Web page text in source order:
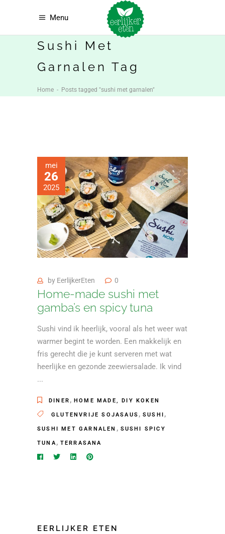
Menu
Sushi Met
Garnalen Tag
Home - Posts tagged "sushi met garnalen"
mei
26
2025
by EerlijkerEten 0
Home-made sushi met
gamba’s en spicy tuna
Sushi vind ik heerlijk, vooral als het weer wat
warmer begint te worden. Een makkelijk en
fris gerecht die je kunt serveren met wat
heerlijke en gezonde zeewiersalade. Ik vind
DINER , HOME MADE, DIY KOKEN
GLUTENVRIJE SOJASAUS , SUSHI ,
SUSHI MET GARNALEN , SUSHI SPICY
TUNA, TERRASANA
EERLIJKER ETEN